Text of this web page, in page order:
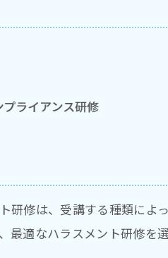
研修は、受講する種類によ
最適なハラスメント研修を